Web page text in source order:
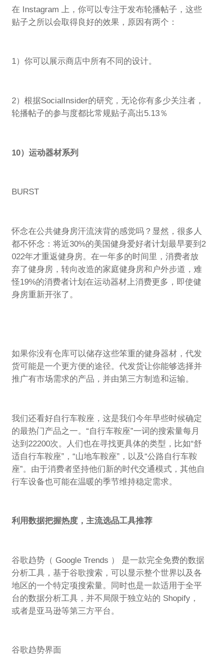
在 Instagram 上，你可以专注于发布轮播帖子，这些
贴子之所以会取得良好的效果，原因有两个：
1）你可以展示商店中所有不同的设计。
2）根据SocialInsider的研究，无论你有多少关注者，
轮播帖子的参与度都比常规贴子高出5.13％
10）运动器材系列
BURST
怀念在公共健身房汗流浃背的感觉吗？显然，很多人
都不怀念：将近30%的美国健身爱好者计划最早要到2
022年才重返健身房。在一年多的时间里，消费者放
弃了健身房，转向改造的家庭健身房和户外步道，难
怪19%的消费者计划在运动器材上消费更多，即使健
身房重新开张了。
如果你没有仓库可以储存这些笨重的健身器材，代发
货可能是一个更方便的途径。代发货让你能够选择并
推广有市场需求的产品，并由第三方制造和运输。
我们还看好自行车鞍座，这是我们今年早些时候确定
的最热门产品之一。“自行车鞍座”一词的搜索量每月
达到22200次。人们也在寻找更具体的类型，比如“舒
适自行车鞍座”，“山地车鞍座”，以及“公路自行车鞍
座”。由于消费者坚持他们新的时代交通模式，其他自
行车设备也可能在温暖的季节维持稳定需求。
利用数据把握热度，主流选品工具推荐
谷歌趋势（ Google Trends ） 是一款完全免费的数据
分析工具，基于谷歌搜索，可以显示整个世界以及各
地区的一个特定项搜索量。同时也是一款适用于全平
台的数据分析工具，并不局限于独立站的 Shopify，
或者是亚马逊等第三方平台。
谷歌趋势界面